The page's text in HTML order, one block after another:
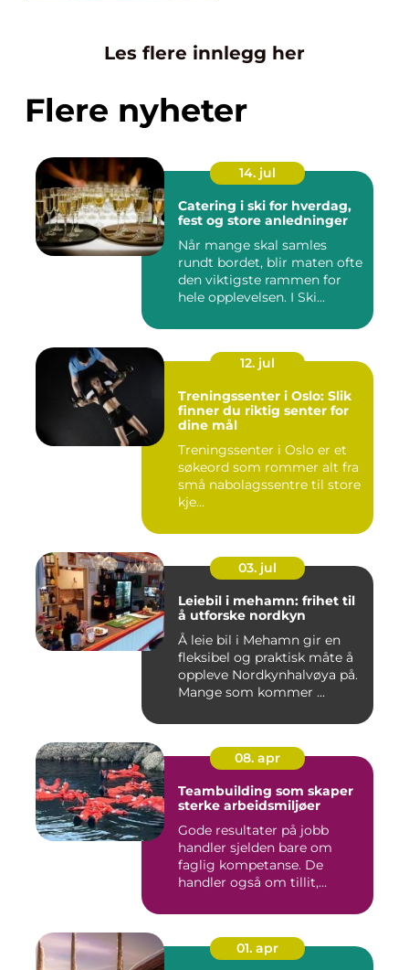
Les flere innlegg her
Flere nyheter
14. jul
Catering i ski for hverdag,
fest og store anledninger
Når mange skal samles
rundt bordet, blir maten ofte
den viktigste rammen for
hele opplevelsen. I Ski...
12. jul
Treningssenter i Oslo: Slik
finner du riktig senter for
dine mål
Treningssenter i Oslo er et
søkeord som rommer alt fra
små nabolagssentre til store
kje...
03. jul
Leiebil i mehamn: frihet til
å utforske nordkyn
Å leie bil i Mehamn gir en
fleksibel og praktisk måte å
oppleve Nordkynhalvøya på.
Mange som kommer ...
08. apr
Teambuilding som skaper
sterke arbeidsmiljøer
Gode resultater på jobb
handler sjelden bare om
faglig kompetanse. De
handler også om tillit,
01. apr